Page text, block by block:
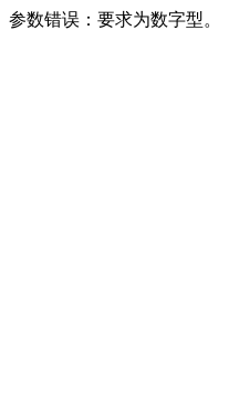
参数错误：要求为数字型。